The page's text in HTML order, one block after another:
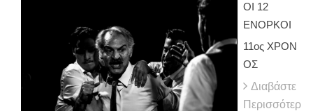
ΟΙ 12
ΕΝΟΡΚΟΙ
11ος ΧΡΟΝ
ΟΣ
Διαβάστε
Περισσότερ